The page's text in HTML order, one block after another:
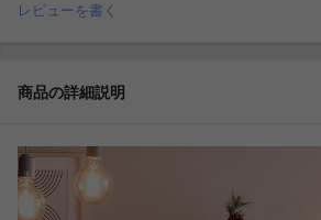
レビューを書く
商品の詳細説明